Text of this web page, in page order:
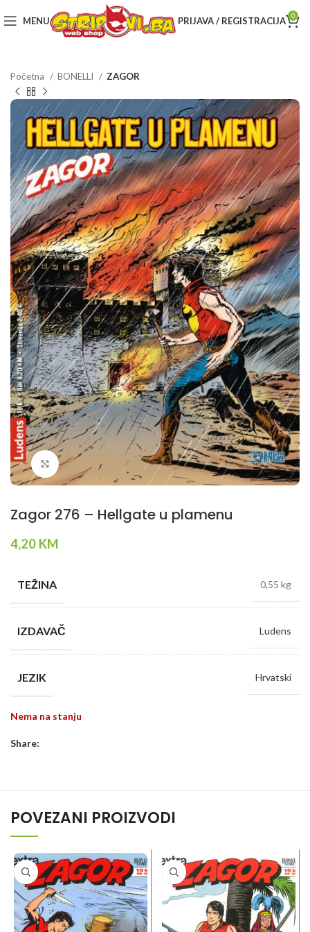
MENU PRIJAVA / REGISTRACIJA 0
Početna BONELLI ZAGOR
Klikni da povečaš
Zagor 276 – Hellgate u plamenu
4,20 KM
TEŽINA 0,55 kg
IZDAVAČ Ludens
JEZIK Hrvatski
Nema na stanju
Share:
POVEZANI PROIZVODI